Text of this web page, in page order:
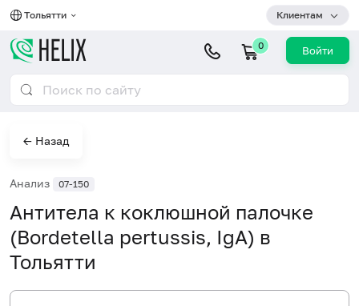
Тольятти Клиентам
0 Войти
← Назад
Анализ 07-150
Антитела к коклюшной палочке
(Bordetella pertussis, IgA) в
Тольятти